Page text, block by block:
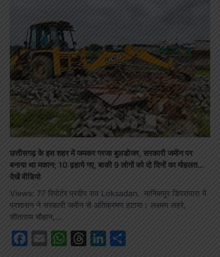
छत्तीसगढ़ के इस शहर में जमकर गरजा बुलडोजर, सरकारी जमीन पर
बनाया था मकान; 10 ढ़हाये गए, बाकी 9 लोगों को दो दिनों का मोहलत…
देखें वीडियो
Views: 77 रिपोर्टर प्रदीप राव Loksadan. मानिकपुर डिपरापारा में
प्रशासन ने सरकारी जमीन से अतिक्रमण हटाया। लक्ष्मण लहरे,
सीताराम चौहान,…
Facebook
EmailWhatsApp
Threads
LinkedIn